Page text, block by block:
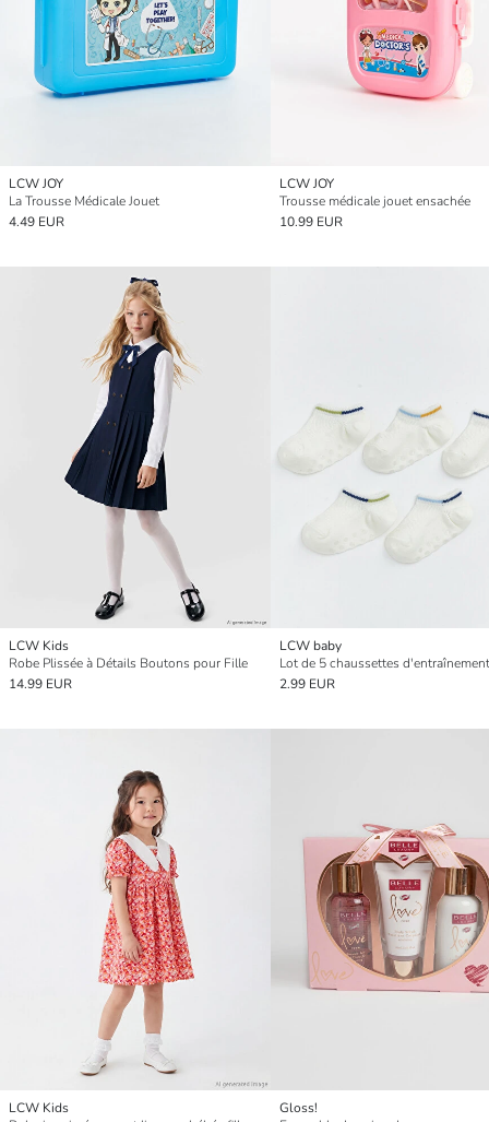
LCW JOY
La Trousse Médicale Jouet
4.49 EUR
LCW JOY
Trousse médicale jouet ensachée
10.99 EUR
LCW Kids
Robe Plissée à Détails Boutons pour Fille
14.99 EUR
LCW baby
2.99 EUR
LCW Kids
Gloss!